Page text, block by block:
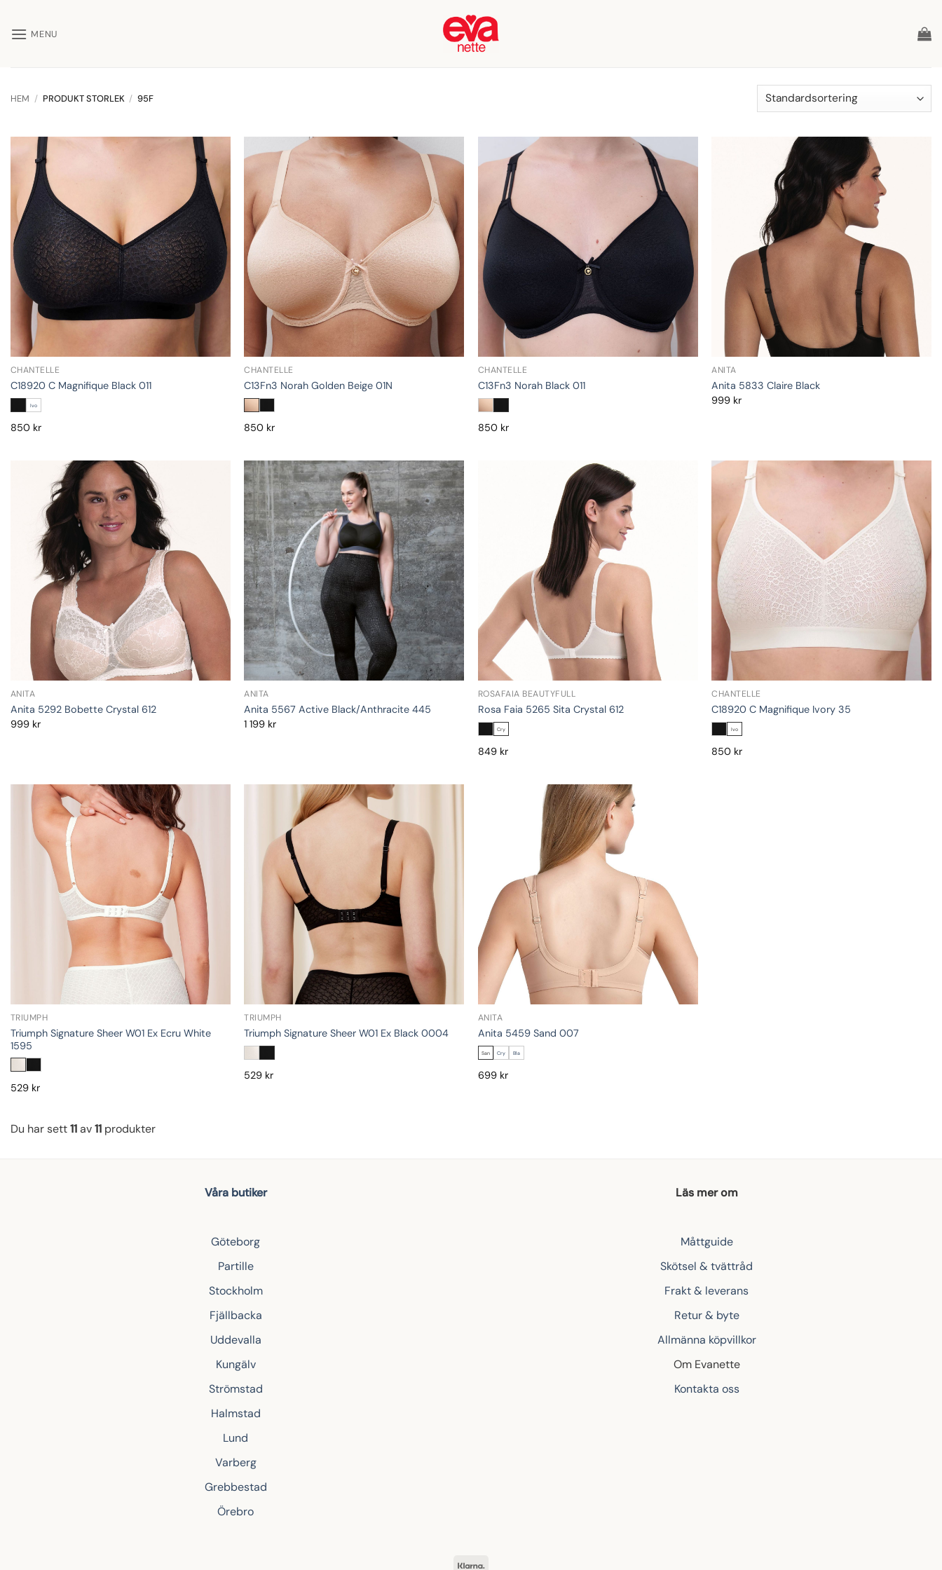
content
MENU
HEM / PRODUKT STORLEK / 95F
CHANTELLE
C18920 C Magnifique Black 011
Ivo
850 kr
CHANTELLE
C13Fn3 Norah Golden Beige 01N
850 kr
CHANTELLE
C13Fn3 Norah Black 011
850 kr
ANITA
Anita 5833 Claire Black
999 kr
ANITA
Anita 5292 Bobette Crystal 612
999 kr
ANITA
Anita 5567 Active Black/Anthracite 445
1 199 kr
ROSAFAIA BEAUTYFULL
Rosa Faia 5265 Sita Crystal 612
Cry
849 kr
CHANTELLE
C18920 C Magnifique Ivory 35
Ivo
850 kr
TRIUMPH
Triumph Signature Sheer W01 Ex Ecru White
1595
529 kr
TRIUMPH
Triumph Signature Sheer W01 Ex Black 0004
529 kr
ANITA
Anita 5459 Sand 007
San Cry Bla
699 kr
Du har sett11av11 produkter
Våra butiker
Göteborg
Partille
Stockholm
Fjällbacka
Uddevalla
Kungälv
Strömstad
Halmstad
Lund
Varberg
Grebbestad
Örebro
Läs mer om
Måttguide
Skötsel & tvättråd
Frakt & leverans
Retur & byte
Allmänna köpvillkor
Om Evanette
Kontakta oss
Klarna